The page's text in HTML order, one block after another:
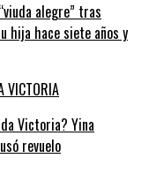
alegre” tras
hija hace siete años y
Victoria? Yina
revuelo